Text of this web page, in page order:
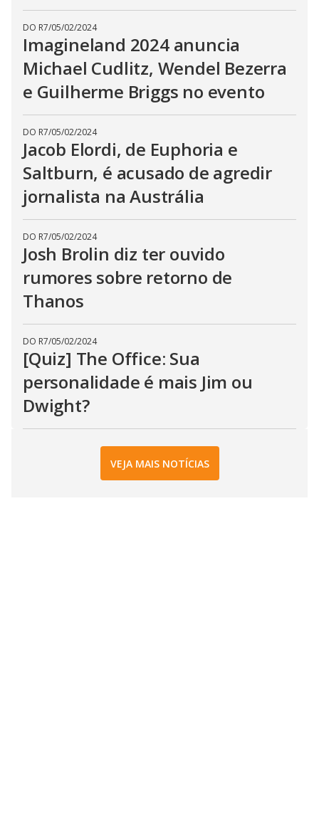
DO R7/05/02/2024
Imagineland 2024 anuncia
Michael Cudlitz, Wendel Bezerra
e Guilherme Briggs no evento
DO R7/05/02/2024
Jacob Elordi, de Euphoria e
Saltburn, é acusado de agredir
jornalista na Austrália
DO R7/05/02/2024
Josh Brolin diz ter ouvido
rumores sobre retorno de
Thanos
DO R7/05/02/2024
[Quiz] The Office: Sua
personalidade é mais Jim ou
Dwight?
VEJA MAIS NOTÍCIAS